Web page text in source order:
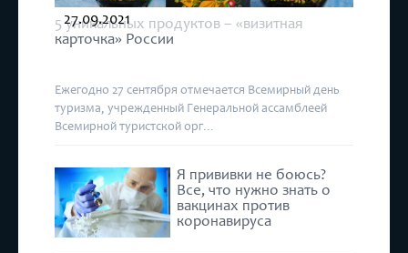
5 уникальных продуктов – «визитная
карточка» России
27.09.2021
Ежегодно 27 сентября отмечается Всемирный день
туризма, учрежденный Генеральной ассамблеей
Всемирной туристской орг...
Я прививки не боюсь?
Все, что нужно знать о
вакцинах против
коронавируса